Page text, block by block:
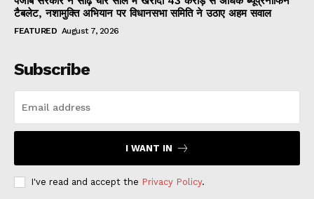
टैबलेट, नशामुक्ति अभियान पर विधानसभा समिति ने उठाए अहम सवाल
FEATURED August 7, 2026
Subscribe
I WANT IN
I've read and accept the Privacy Policy.